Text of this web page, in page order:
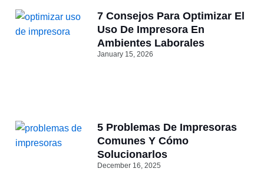
7 Consejos Para Optimizar El
Uso De Impresora En
Ambientes Laborales
January 15, 2026
5 Problemas De Impresoras
Comunes Y Cómo
Solucionarlos
December 16, 2025